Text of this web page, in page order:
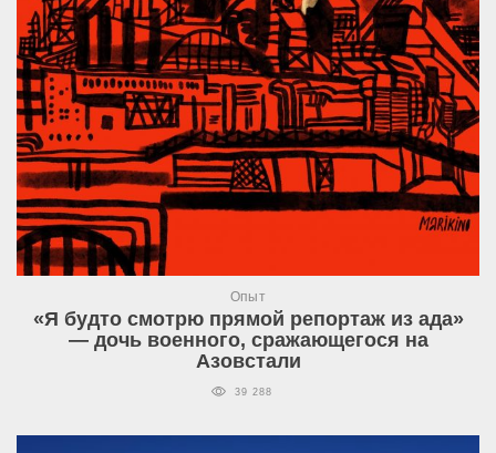
Опыт
«Я будто смотрю прямой репортаж из ада»
— дочь военного, сражающегося на
Азовстали
39 288